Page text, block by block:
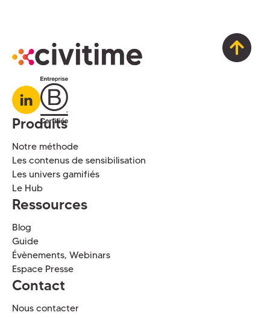
Produits
Notre méthode
Les contenus de sensibilisation
Les univers gamifiés
Le Hub
Ressources
Blog
Guide
Évènements, Webinars
Espace Presse
Contact
Nous contacter